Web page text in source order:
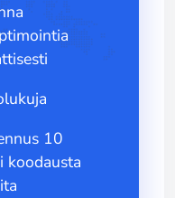
10
koodausta